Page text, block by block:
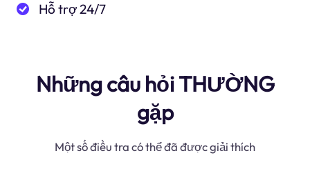
Hỗ trợ 24/7
Những câu hỏi THƯỜNG
gặp
Một số điều tra có thể đã được giải thích